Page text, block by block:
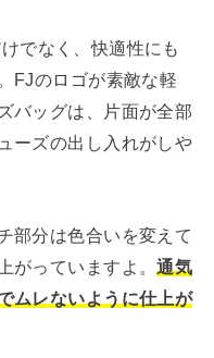
でなく、快適性にも
FJのロゴが素敵な軽
バッグは、片面が全部
ーズの出し入れがしや
部分は色合いを変えて
がっていますよ。通気
ムレないように仕上が